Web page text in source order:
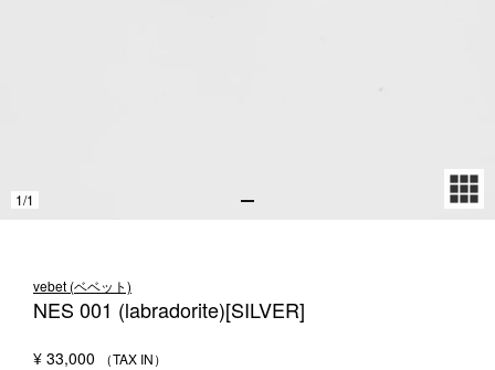
1/1
vebet (ベベット)
NES 001 (labradorite)[SILVER]
¥ 33,000